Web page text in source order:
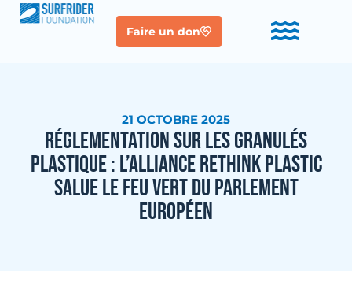
Faire un don
21 OCTOBRE 2025
RÉGLEMENTATION SUR LES GRANULÉS
PLASTIQUE : L’ALLIANCE RETHINK PLASTIC
SALUE LE FEU VERT DU PARLEMENT
EUROPÉEN